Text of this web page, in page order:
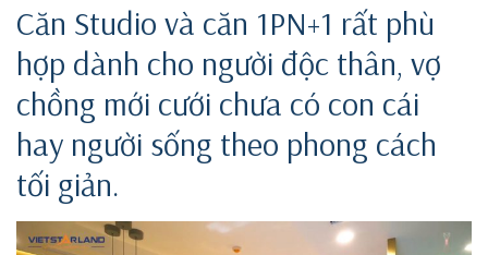
Căn Studio và căn 1PN+1 rất phù
hợp dành cho người độc thân, vợ
chồng mới cưới chưa có con cái
hay người sống theo phong cách
tối giản.